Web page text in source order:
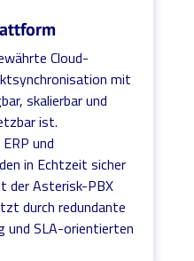
Cloud-
mit
skalierbar und
ist.
und
in Echtzeit sicher
der Asterisk-PBX
durch redundante
und SLA-orientierten